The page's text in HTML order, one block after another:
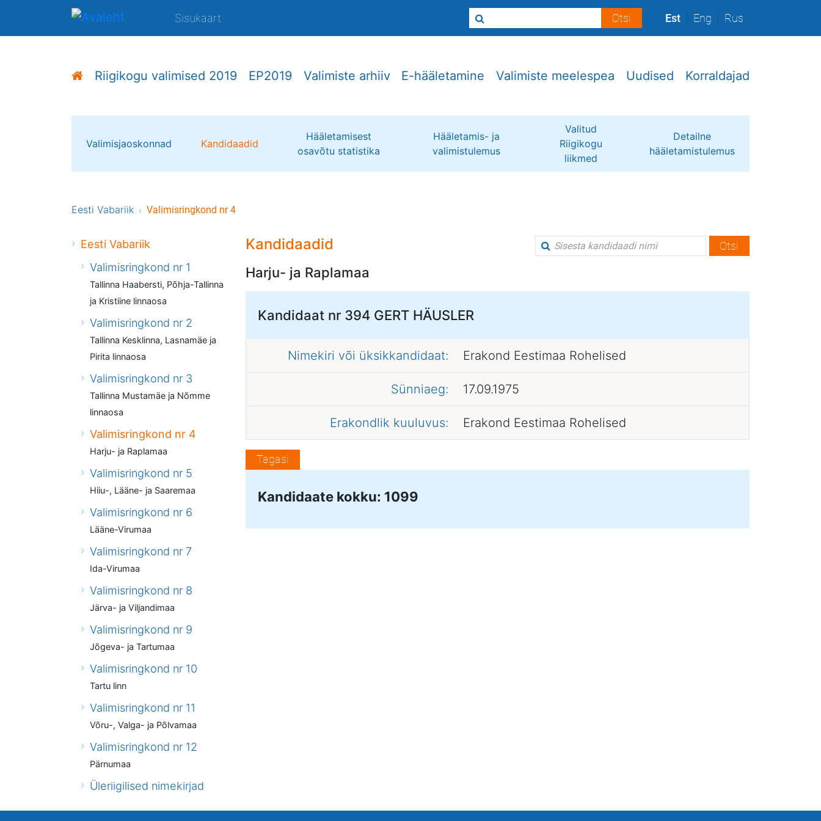
Sisukaart Est Eng Rus
Riigikogu valimised 2019 EP2019 Valimiste arhiiv E-hääletamine Valimiste meelespea Uudised Korraldajad
Valimisjaoskonnad Kandidaadid
Hääletamisest
osavõtu statistika
Hääletamis- ja
valimistulemus
Valitud
Riigikogu
liikmed
Detailne
hääletamistulemus
Eesti Vabariik Valimisringkond nr 4
Eesti Vabariik
Valimisringkond nr 1
Tallinna Haabersti, Põhja-Tallinna
ja Kristiine linnaosa
Valimisringkond nr 2
Tallinna Kesklinna, Lasnamäe ja
Pirita linnaosa
Valimisringkond nr 3
Tallinna Mustamäe ja Nõmme
linnaosa
Valimisringkond nr 4
Harju- ja Raplamaa
Valimisringkond nr 5
Hiiu-, Lääne- ja Saaremaa
Valimisringkond nr 6
Lääne-Virumaa
Valimisringkond nr 7
Ida-Virumaa
Valimisringkond nr 8
Järva- ja Viljandimaa
Valimisringkond nr 9
Jõgeva- ja Tartumaa
Valimisringkond nr 10
Tartu linn
Valimisringkond nr 11
Võru-, Valga- ja Põlvamaa
Valimisringkond nr 12
Pärnumaa
Üleriigilised nimekirjad
Kandidaadid Otsi
Harju- ja Raplamaa
Kandidaat nr 394 GERT HÄUSLER
Nimekiri või üksikkandidaat: Erakond Eestimaa Rohelised
Sünniaeg: 17.09.1975
Erakondlik kuuluvus: Erakond Eestimaa Rohelised
Tagasi
Kandidaate kokku: 1099